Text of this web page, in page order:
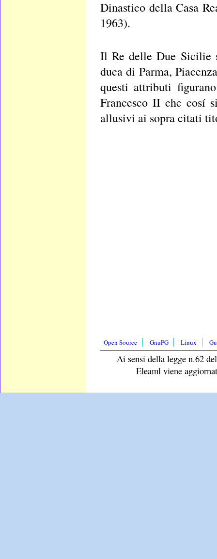
Dinastico della Casa
1963).
Il Re delle Due Sicilie
duca di Parma,
questi attributi
Francesco II che cosí
allusivi ai sopra citati
Open Source GnuPG Linux
Ai sensi della legge n.62
Eleaml viene